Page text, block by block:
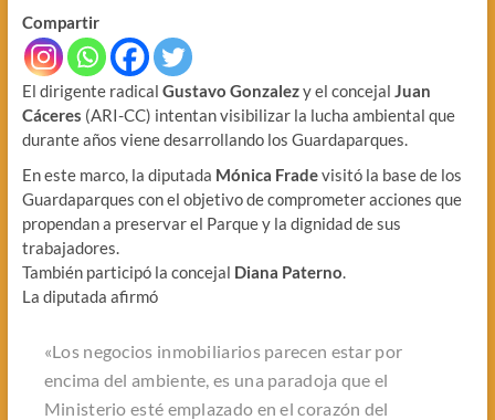
Compartir
El dirigente radical Gustavo Gonzalezy el concejal Juan
Cáceres (ARI-CC) intentan visibilizar la lucha ambiental que
durante años viene desarrollando los Guardaparques.
En este marco, la diputada Mónica Fradevisitó la base de los
Guardaparques con el objetivo de comprometer acciones que
propendan a preservar el Parque y la dignidad de sus
trabajadores.
También participó la concejal Diana Paterno.
La diputada afirmó
«Los negocios inmobiliarios parecen estar por
encima del ambiente, es una paradoja que el
Ministerio esté emplazado en el corazón del